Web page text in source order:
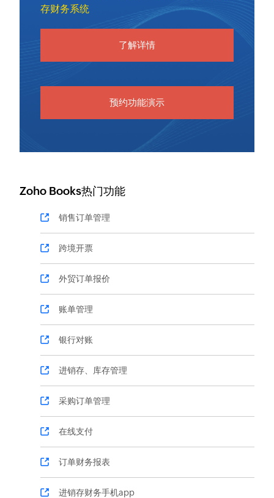
存财务系统
了解详情
预约功能演示
Zoho Books热门功能
销售订单管理
跨境开票
外贸订单报价
账单管理
银行对账
进销存、库存管理
采购订单管理
在线支付
订单财务报表
进销存财务手机app